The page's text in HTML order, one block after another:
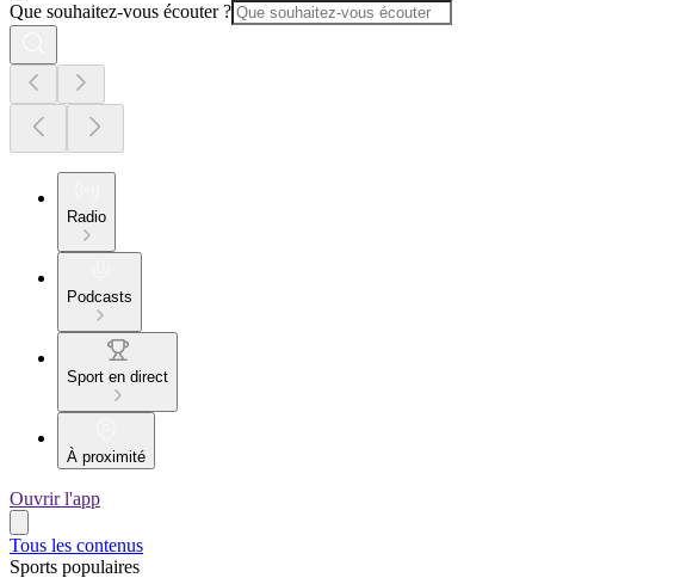
Que souhaitez-vous écouter ?
Radio
Podcasts
Sport en direct
À proximité
Ouvrir l'app
Tous les contenus
Sports populaires